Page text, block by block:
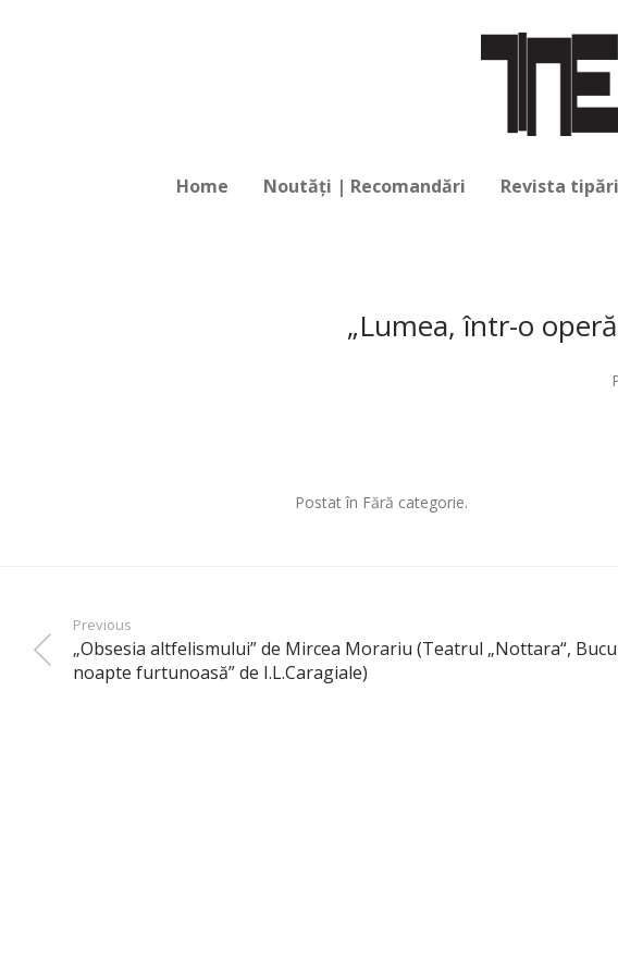
Home Noutăți | Recomandări Revista
„Lumea, într-o
Postat în Fără categorie.
Previous
„Obsesia altfelismului” de Mircea Morariu (Teatrul „Nottara“,
noapte furtunoasă” de I.L.Caragiale)